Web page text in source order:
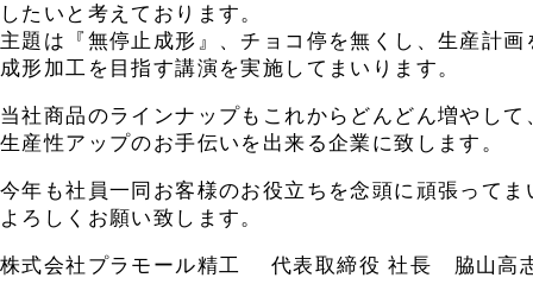
したいと考えております。
主題は『無停止成形』、チョコ停を無くし、生産計
成形加工を目指す講演を実施してまいります。
当社商品のラインナップもこれからどんどん増やして
生産性アップのお手伝いを出来る企業に致します。
今年も社員一同お客様のお役立ちを念頭に頑張ってま
よろしくお願い致します。
株式会社プラモール精工 代表取締役 社長 脇山高